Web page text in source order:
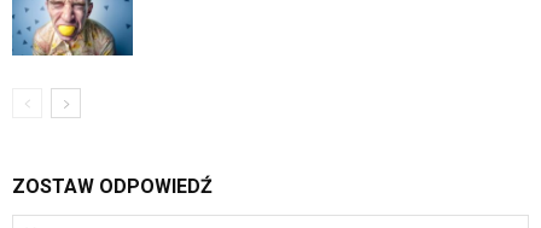
ZOSTAW ODPOWIEDŹ